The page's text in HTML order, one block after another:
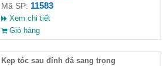
Mã SP: 11583
Xem chi tiết
Giỏ hàng
Kẹp tóc sau đính đá sang trọng